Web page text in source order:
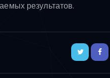
результатов.